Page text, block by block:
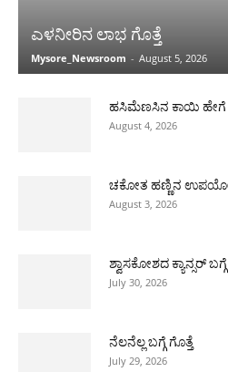
ಎಳನೀರಿನ ಲಾಭ ಗೊತ್ತೆ
Mysore_Newsroom - August 5, 2026
ಹಸಿಮೆಣಸಿನ ಕಾಯಿ ಹೇಗೆ
August 4, 2026
ಚಕೋತ ಹಣ್ಣಿನ
August 3, 2026
ಶ್ವಾಸಕೋಶದ ಕ್ಯಾನ್ಸರ್
July 30, 2026
ನೆಲನೆಲ್ಲ ಬಗ್ಗೆ ಗೊತ್ತೆ
July 29, 2026